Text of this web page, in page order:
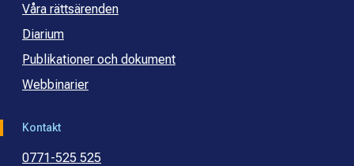
Våra rättsärenden
Diarium
Publikationer och dokument
Webbinarier
Kontakt
0771-525 525